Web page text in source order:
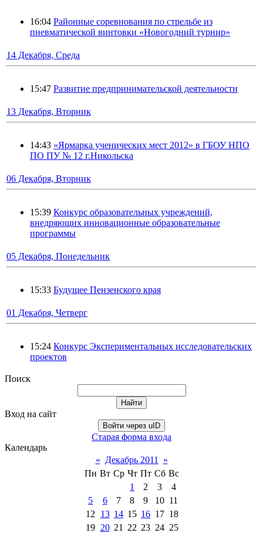
16:04 Районные соревнования по стрельбе из
пневматической винтовки «Новогодний турнир»
14 Декабря, Среда
15:47 Развитие предпринимательской деятельности
13 Декабря, Вторник
14:43 «Ярмарка ученических мест 2012» в ГБОУ НПО
ПО ПУ № 12 г.Никольска
06 Декабря, Вторник
15:39 Конкурс образовательных учреждений,
внедряющих инновационные образовательные
программы
05 Декабря, Понедельник
15:33 Будущее Пензенского края
01 Декабря, Четверг
15:24 Конкурс Экспериментальных исследовательских
проектов
Поиск
Вход на сайт
Войти через uID
Старая форма входа
Календарь
« Декабрь 2011
»
Пн Вт Ср Чт Пт Сб Вс
1
2 3
4
5
6 7 8 9 10 11
12
13 14 15 16 17 18
19 20 21 22 23 24 25